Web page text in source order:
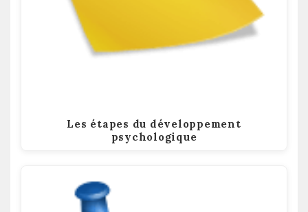
Les étapes du développement
psychologique